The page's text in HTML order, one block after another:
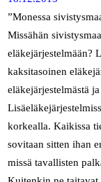
”Monessa
Missähän
eläkejärjestelmään?
kaksitasoinen
eläkejärjestelmästä
korkealla. Kaikissa
sovitaan sitten ihan
missä tavallisten